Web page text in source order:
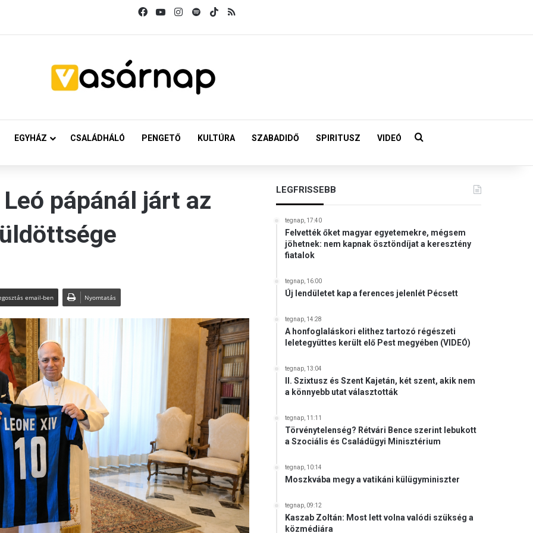
FacebookYouTubeInstagram
SpotifyTikTok
EGYHÁZ CSALÁDHÁLÓ PENGETŐ KULTÚRA SZABADIDŐ SPIRITUSZ VIDEÓ Keresés:
pápánál járt az
email-ben Nyomtatás
LEGFRISSEBB
tegnap, 17:40
Felvették őket magyar egyetemekre, mégsem
jöhetnek: nem kapnak ösztöndíjat a keresztény
fiatalok
tegnap, 16:00
Új lendületet kap a ferences jelenlét Pécsett
tegnap, 14:28
A honfoglaláskori elithez tartozó régészeti
leletegyüttes került elő Pest megyében (VIDEÓ)
tegnap, 13:04
II. Szixtusz és Szent Kajetán, két szent, akik nem
a könnyebb utat választották
tegnap, 11:11
Törvénytelenség? Rétvári Bence szerint lebukott
a Szociális és Családügyi Minisztérium
tegnap, 10:14
Moszkvába megy a vatikáni külügyminiszter
tegnap, 09:12
Kaszab Zoltán: Most lett volna valódi szükség a
közmédiára